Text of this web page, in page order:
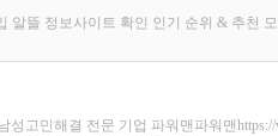
알뜰 정보사이트 확인 인기 순위 & 추천
성고민해결 전문 기업 파워맨파워맨